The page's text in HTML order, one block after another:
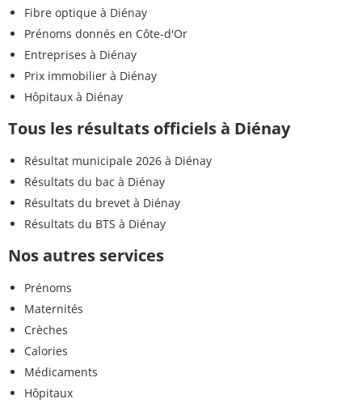
Fibre optique à Diénay
Prénoms donnés en Côte-d'Or
Entreprises à Diénay
Prix immobilier à Diénay
Hôpitaux à Diénay
Tous les résultats officiels à Diénay
Résultat municipale 2026 à Diénay
Résultats du bac à Diénay
Résultats du brevet à Diénay
Résultats du BTS à Diénay
Nos autres services
Prénoms
Maternités
Crèches
Calories
Médicaments
Hôpitaux